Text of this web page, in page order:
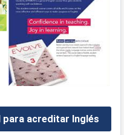
para acreditar Inglés